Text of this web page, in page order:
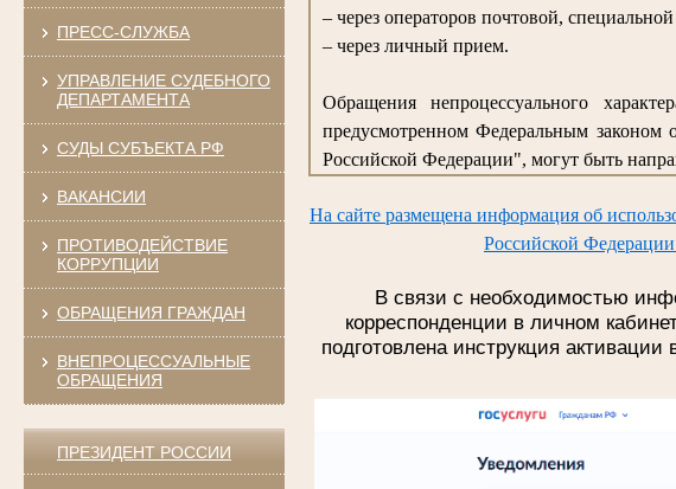
ПРЕСС-СЛУЖБА
УПРАВЛЕНИЕ СУДЕБНОГО
ДЕПАРТАМЕНТА
СУДЫ СУБЪЕКТА РФ
ВАКАНСИИ
ПРОТИВОДЕЙСТВИЕ
КОРРУПЦИИ
ОБРАЩЕНИЯ ГРАЖДАН
ВНЕПРОЦЕССУАЛЬНЫЕ
ОБРАЩЕНИЯ
ПРЕЗИДЕНТ РОССИИ
– через операторов почтовой,
– через личный прием.
Обращения непроцессуального
предусмотренном Федеральным
Российской Федерации", могут быть
На сайте размещена информация об
Российской
В связи с необходимостью
корреспонденции в личном
подготовлена инструкция